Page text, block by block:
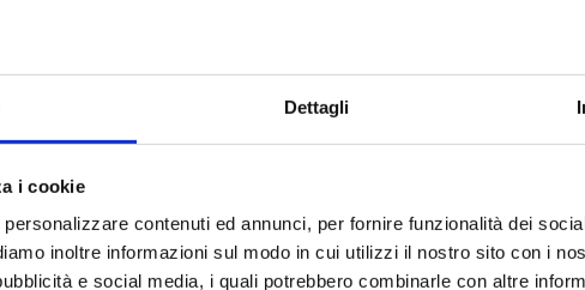
Dettagli
i cookie
contenuti ed annunci, per fornire funzionalità dei
inoltre informazioni sul modo in cui utilizzi il nostro sito con i
e social media, i quali potrebbero combinarle con altre
dire al prossimo
di chi hai davanti non commettere l'errore di rivelargli la